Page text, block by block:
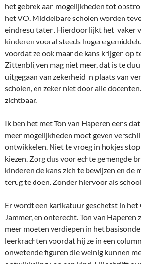
het gebrek aan mogelijkheden tot
het VO. Middelbare scholen worden
eindresultaten. Hierdoor lijkt het vaker
kinderen vooral steeds hogere
voordat ze ook maar de kans krijgen op
Zittenblijven mag niet meer, dat is te
uitgegaan van zekerheid in plaats van
scholen, en zeker niet door alle
zichtbaar.
Ik ben het met Ton van Haperen eens
meer mogelijkheden moet geven
ontwikkelen. Niet te vroeg in hokjes
kiezen. Zorg dus voor echte gemengde
kinderen de kans zich te bewijzen en de
terug te doen. Zonder hiervoor als
Er wordt een karikatuur geschetst in
Jammer, en onterecht. Ton van Haperen
meer moeten verdiepen in het
leerkrachten voordat hij ze in een
onwetende figuren die weinig kunnen